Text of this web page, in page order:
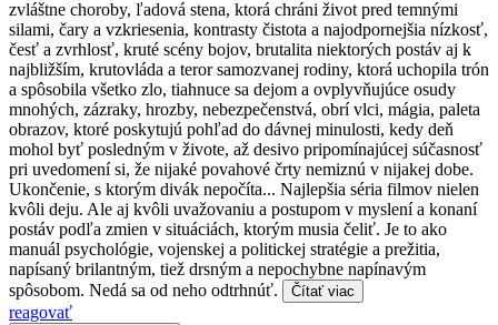
zvláštne choroby, ľadová stena, ktorá chráni život pred temnými
silami, čary a vzkriesenia, kontrasty čistota a najodpornejšia nízkosť,
česť a zvrhlosť, kruté scény bojov, brutalita niektorých postáv aj k
najbližším, krutovláda a teror samozvanej rodiny, ktorá uchopila trón
a spôsobila všetko zlo, tiahnuce sa dejom a ovplyvňujúce osudy
mnohých, zázraky, hrozby, nebezpečenstvá, obrí vlci, mágia, paleta
obrazov, ktoré poskytujú pohľad do dávnej minulosti, kedy deň
mohol byť posledným v živote, až desivo pripomínajúcej súčasnosť
pri uvedomení si, že nijaké povahové črty nemiznú v nijakej dobe.
Ukončenie, s ktorým divák nepočíta... Najlepšia séria filmov nielen
kvôli deju. Ale aj kvôli uvažovaniu a postupom v myslení a konaní
postáv podľa zmien v situáciách, ktorým musia čeliť. Je to ako
manuál psychológie, vojenskej a politickej stratégie a prežitia,
napísaný brilantným, tiež drsným a nepochybne napínavým
spôsobom. Nedá sa od neho odtrhnúť.
Čítať viac
reagovať